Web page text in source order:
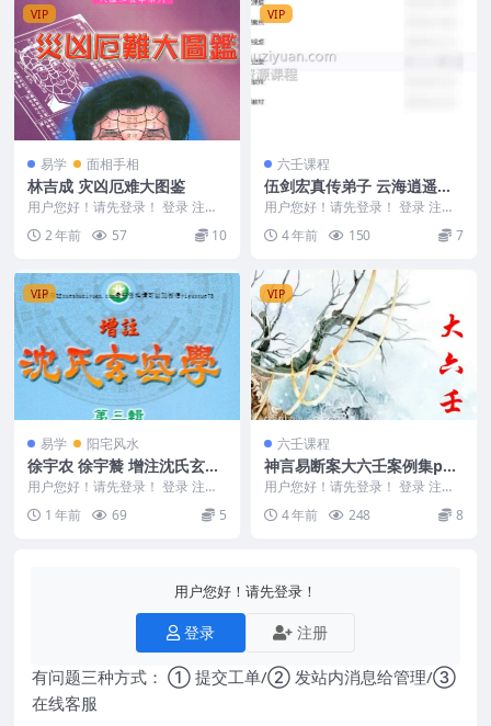
VIP
易学 面相手相
林吉成 灾凶厄难大图鉴
用户您好！请先登录！ 登录 注册
林吉成 灾凶厄难大图鉴 2412313
2 年前 57 10
VIP
六壬课程
伍剑宏真传弟子 云海逍遥客2
017大六壬通道基础班视频全
集
用户您好！请先登录！ 登录 注册
云海逍遥客2017大六壬通道基础
班视频全集伍剑...
4 年前 150 7
VIP
易学 阳宅风水
徐宇农 徐宇辳 增注沈氏玄空
学第三辑.pdf
用户您好！请先登录！ 登录 注册
徐宇农 徐宇辳 增注沈氏玄空学第
三辑.pdf ...
1 年前 69 5
VIP
六壬课程
神言易断案大六壬案例集pdf
305页 高清电子版 百度盘下
载
用户您好！请先登录！ 登录 注册
神言易断案大六壬案例集pdf，30
5页，高清高...
4 年前 248 8
用户您好！请先登录！
登录 注册
有问题三种方式： ① 提交工单/② 发站内消息给管理/③
在线客服